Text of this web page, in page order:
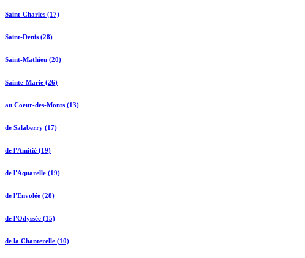
Saint-Charles (17)
Saint-Denis (28)
Saint-Mathieu (20)
Sainte-Marie (26)
au Coeur-des-Monts (13)
de Salaberry (17)
de l'Amitié (19)
de l'Aquarelle (19)
de l'Envolée (28)
de l'Odyssée (15)
de la Chanterelle (10)